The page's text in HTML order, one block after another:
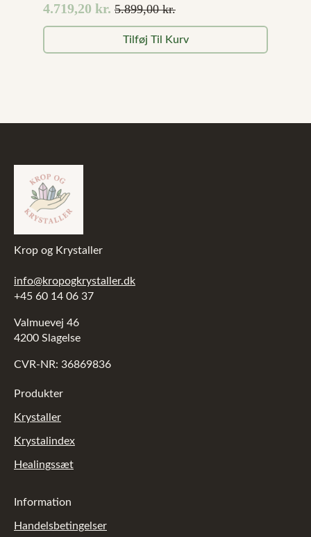
5.899,00kr.
Den
oprindelige
pris
4.719,20 kr.
Den
aktuelle
pris
Tilføj Til Kurv
Krop og Krystaller
info@kropogkrystaller.dk
+45 60 14 06 37
Valmuevej 46
4200 Slagelse
CVR-NR: 36869836
Produkter
Krystaller
Krystalindex
Healingssæt
Information
Handelsbetingelser